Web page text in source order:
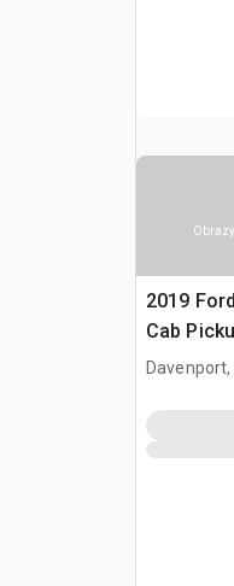
2019
Cab
Davenport,